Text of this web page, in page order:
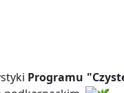
Programu